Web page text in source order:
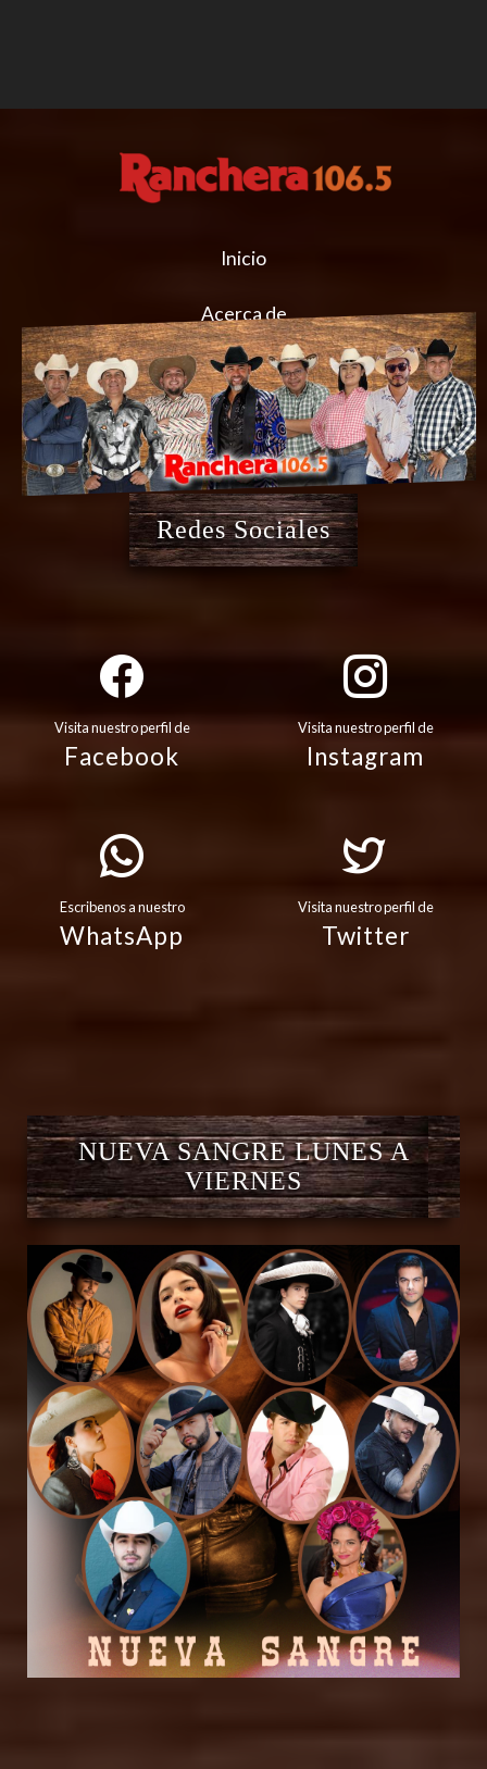
Inicio
Acerca de
Redes Sociales
Visita nuestro perfil de
Facebook
Visita nuestro perfil de
Instagram
Escribenos a nuestro
WhatsApp
Visita nuestro perfil de
Twitter
NUEVA SANGRE LUNES A
VIERNES